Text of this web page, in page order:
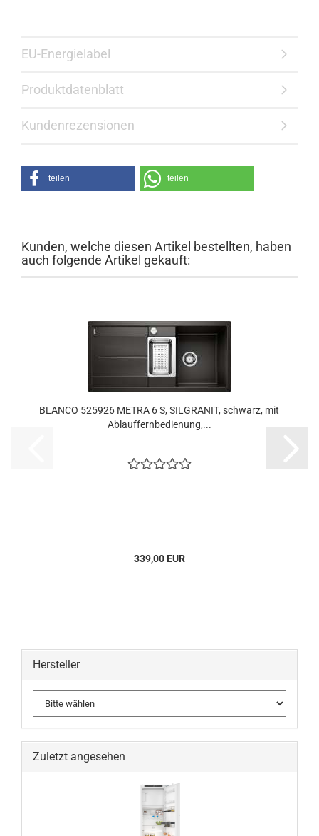
EU-Energielabel
Produktdatenblatt
Kundenrezensionen
teilen teilen
Kunden, welche diesen Artikel bestellten, haben
auch folgende Artikel gekauft:
BLANCO 525926 METRA 6 S, SILGRANIT, schwarz, mit
Ablauffernbedienung,...
339,00 EUR
Hersteller
Zuletzt angesehen